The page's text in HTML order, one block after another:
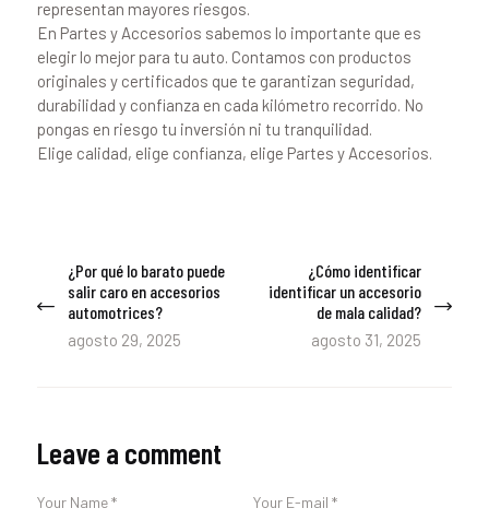
representan mayores riesgos.
En Partes y Accesorios sabemos lo importante que es
elegir lo mejor para tu auto. Contamos con productos
originales y certificados que te garantizan seguridad,
durabilidad y confianza en cada kilómetro recorrido. No
pongas en riesgo tu inversión ni tu tranquilidad.
Elige calidad, elige confianza, elige Partes y Accesorios.
Navegación
de
entradas
Previous
post:
¿Por qué lo barato puede
salir caro en accesorios
automotrices?
agosto 29, 2025
¿Cómo identificar
identificar un accesorio
de mala calidad?
agosto 31, 2025
Leave a comment